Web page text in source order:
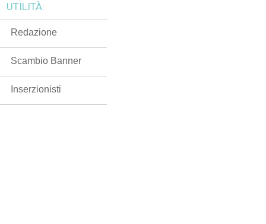
UTILITÀ:
Redazione
Scambio Banner
Inserzionisti